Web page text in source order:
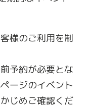
様のご利用を制
予約が必要とな
ージのイベント
じめご確認くだ